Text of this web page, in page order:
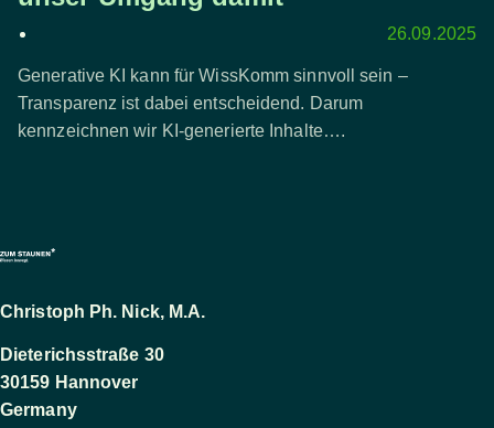
26.09.2025
Generative KI kann für WissKomm sinnvoll sein –
Transparenz ist dabei entscheidend. Darum
kennzeichnen wir KI-generierte Inhalte….
Christoph Ph. Nick, M.A.
Dieterichsstraße 30
30159 Hannover
Germany